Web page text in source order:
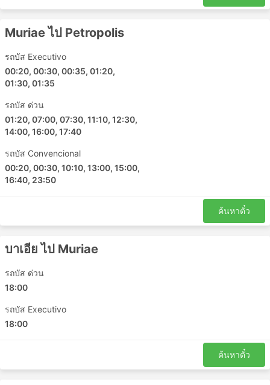
Muriae ไป Petropolis
รถบัส Executivo
00:20, 00:30, 00:35, 01:20,
01:30, 01:35
รถบัส ด่วน
01:20, 07:00, 07:30, 11:10, 12:30,
14:00, 16:00, 17:40
รถบัส Convencional
00:20, 00:30, 10:10, 13:00, 15:00,
16:40, 23:50
ค้นหาตั๋ว
บาเอีย ไป Muriae
รถบัส ด่วน
18:00
รถบัส Executivo
18:00
ค้นหาตั๋ว